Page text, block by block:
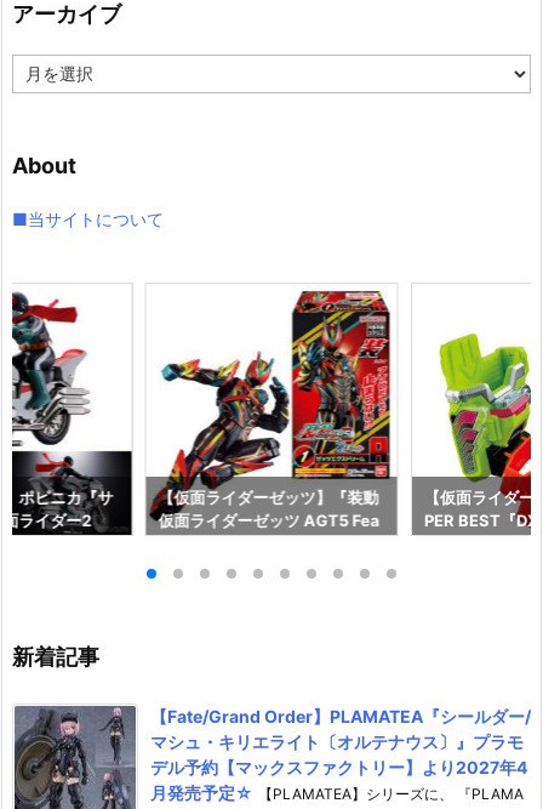
ー
アーカイブ
ー
ブ
About
■当サイトについて
ポピニカ『サ
ライダー2
【仮面ライダーゼッツ】『装動
仮面ライダーゼッツ AGT5 Fea
ド』食玩フィギュア予約【バン
【仮面ライダ
PER BEST『
新着記事
【Fate/Grand Order】PLAMATEA『シールダー/
マシュ・キリエライト〔オルテナウス〕』プラモ
デル予約【マックスファクトリー】より2027年4
月発売予定☆
【PLAMATEA】シリーズに、 『PLAMA